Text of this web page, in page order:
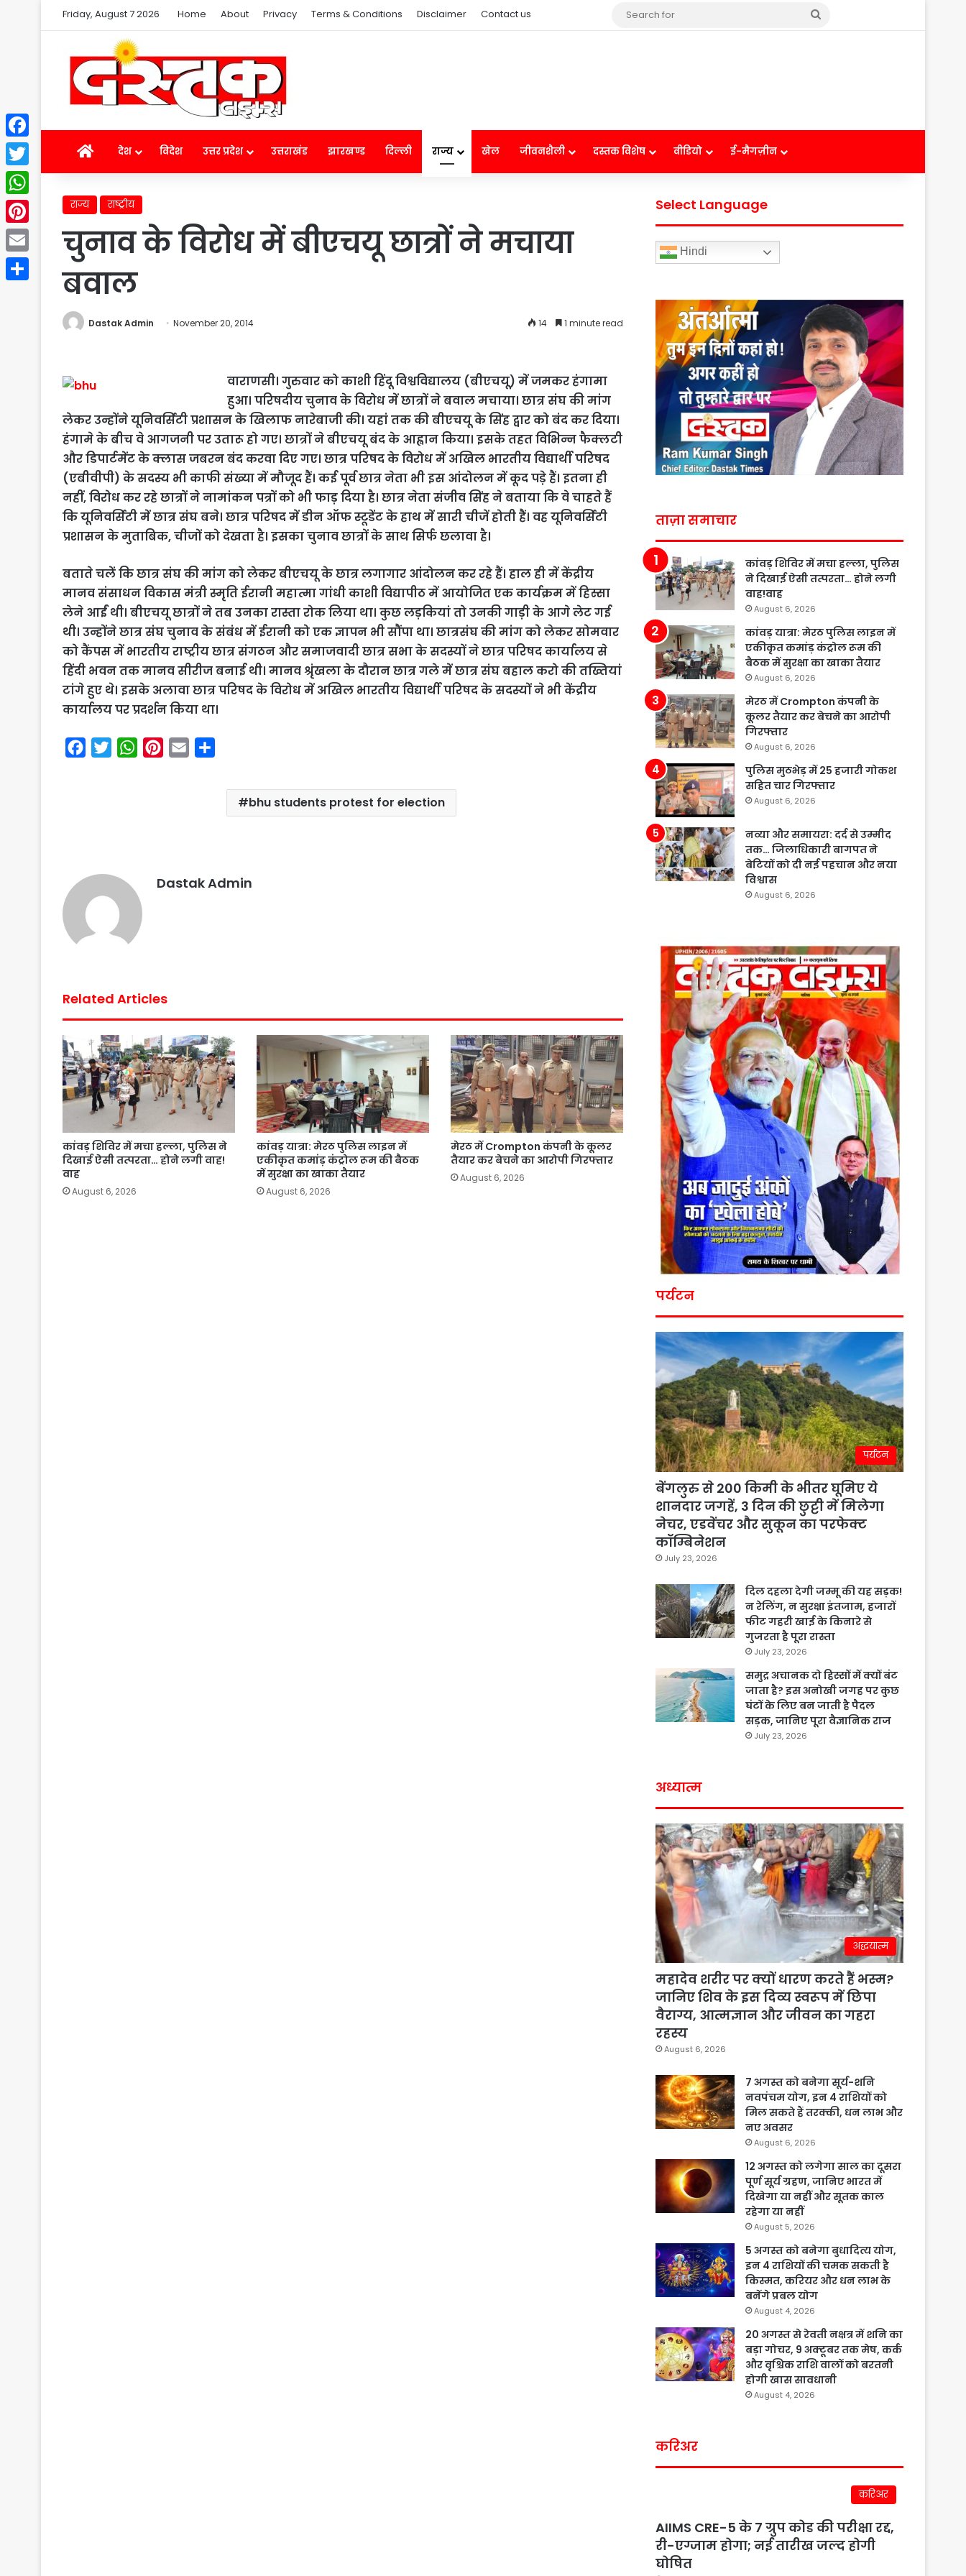
Friday, August 7 2026 Home About Privacy Terms & Conditions Disclaimer Contact us
Homeदेश विदेश उत्तर प्रदेश उत्तराखंड झारखण्ड दिल्ली राज्य खेल जीवनशैली दस्तक विशेष वीडियो ई-मैगज़ीन
राज्य राष्ट्रीय
चुनाव के विरोध में बीएचयू छात्रों ने मचाया
बवाल
Dastak Admin November 20, 2014 14 1 minute read
वाराणसी। गुरुवार को काशी हिंदू विश्वविद्यालय (बीएचयू) में जमकर हंगामा
हुआ। परिषदीय चुनाव के विरोध में छात्रों ने बवाल मचाया। छात्र संघ की मांग
लेकर उन्होंने यूनिवर्सिटी प्रशासन के खिलाफ नारेबाजी की। यहां तक की बीएचयू के सिंह द्वार को बंद कर दिया।
हंगामे के बीच वे आगजनी पर उतारू हो गए। छात्रों ने बीएचयू बंद के आह्वान किया। इसके तहत विभिन्न फैक्लटी
और डिपार्टमेंट के क्लास जबरन बंद करवा दिए गए। छात्र परिषद के विरोध में अखिल भारतीय विद्यार्थी परिषद
(एबीवीपी) के सदस्य भी काफी संख्या में मौजूद हैं। कई पूर्व छात्र नेता भी इस आंदोलन में कूद पड़े हैं। इतना ही
नहीं, विरोध कर रहे छात्रों ने नामांकन पत्रों को भी फाड़ दिया है। छात्र नेता संजीव सिंह ने बताया कि वे चाहते हैं
कि यूनिवर्सिटी में छात्र संघ बने। छात्र परिषद में डीन ऑफ स्टूडेंट के हाथ में सारी चीजें होती हैं। वह यूनिवर्सिटी
प्रशासन के मुताबिक, चीजों को देखता है। इसका चुनाव छात्रों के साथ सिर्फ छलावा है।
बताते चलें कि छात्र संघ की मांग को लेकर बीएचयू के छात्र लगागार आंदोलन कर रहे हैं। हाल ही में केंद्रीय
मानव संसाधन विकास मंत्री स्मृति ईरानी महात्मा गांधी काशी विद्यापीठ में आयोजित एक कार्यक्रम में हिस्सा
लेने आईं थी। बीएचयू छात्रों ने तब उनका रास्ता रोक लिया था। कुछ लड़कियां तो उनकी गाड़ी के आगे लेट गई
थी। उन्होंने छात्र संघ चुनाव के संबंध में ईरानी को एक ज्ञापन भी सौंपा था। छात्रसंघ की मांग को लेकर सोमवार
को कैंपस में भारतीय राष्ट्रीय छात्र संगठन और समाजवादी छात्र सभा के सदस्यों ने छात्र परिषद कार्यालय से
हिंदी भवन तक मानव सीरीज बनाई थी। मानव श्रृंखला के दौरान छात्र गले में छात्र संघ बहाल करो की तख्तियां
टांगे हुए थे। इसके अलावा छात्र परिषद के विरोध में अखिल भारतीय विद्यार्थी परिषद के सदस्यों ने भी केंद्रीय
कार्यालय पर प्रदर्शन किया था।
W
s
bhu students protest for election
Dastak Admin
Related Articles
कांवड़ शिविर में मचा हल्ला, पुलिस ने
दिखाई ऐसी तत्परता… होने लगी वाह!
वाह
August 6, 2026
कांवड़ यात्रा: मेरठ पुलिस लाइन में
एकीकृत कमांड़ कंट्रोल रूम की बैठक
में सुरक्षा का खाका तैयार
August 6, 2026
मेरठ में Crompton कंपनी के कूलर
तैयार कर बेचने का आरोपी गिरफ्तार
August 6, 2026
Select Language
Hindi
ताज़ा समाचार
कांवड़ शिविर में मचा हल्ला, पुलिस
ने दिखाई ऐसी तत्परता… होने लगी
वाह!वाह
August 6, 2026
कांवड़ यात्रा: मेरठ पुलिस लाइन में
एकीकृत कमांड़ कंट्रोल रूम की
बैठक में सुरक्षा का खाका तैयार
August 6, 2026
मेरठ में Crompton कंपनी के
कूलर तैयार कर बेचने का आरोपी
गिरफ्तार
August 6, 2026
पुलिस मुठभेड़ में 25 हजारी गोकश
सहित चार गिरफ्तार
August 6, 2026
नव्या और समायरा: दर्द से उम्मीद
तक… जिलाधिकारी बागपत ने
बेटियों को दी नई पहचान और नया
विश्वास
August 6, 2026
पर्यटन
पर्यटन
बेंगलुरु से 200 किमी के भीतर घूमिए ये
शानदार जगहें, 3 दिन की छुट्टी में मिलेगा
नेचर, एडवेंचर और सुकून का परफेक्ट
कॉम्बिनेशन
July 23, 2026
दिल दहला देगी जम्मू की यह सड़क!
न रेलिंग, न सुरक्षा इंतजाम, हजारों
फीट गहरी खाई के किनारे से
गुजरता है पूरा रास्ता
July 23, 2026
समुद्र अचानक दो हिस्सों में क्यों बंट
जाता है? इस अनोखी जगह पर कुछ
घंटों के लिए बन जाती है पैदल
सड़क, जानिए पूरा वैज्ञानिक राज
July 23, 2026
अध्यात्म
अद्धयात्म
महादेव शरीर पर क्यों धारण करते हैं भस्म?
जानिए शिव के इस दिव्य स्वरूप में छिपा
वैराग्य, आत्मज्ञान और जीवन का गहरा
रहस्य
August 6, 2026
7 अगस्त को बनेगा सूर्य-शनि
नवपंचम योग, इन 4 राशियों को
मिल सकते हैं तरक्की, धन लाभ और
नए अवसर
August 6, 2026
12 अगस्त को लगेगा साल का दूसरा
पूर्ण सूर्य ग्रहण, जानिए भारत में
दिखेगा या नहीं और सूतक काल
रहेगा या नहीं
August 5, 2026
5 अगस्त को बनेगा बुधादित्य योग,
इन 4 राशियों की चमक सकती है
किस्मत, करियर और धन लाभ के
बनेंगे प्रबल योग
August 4, 2026
20 अगस्त से रेवती नक्षत्र में शनि का
बड़ा गोचर, 9 अक्टूबर तक मेष, कर्क
और वृश्चिक राशि वालों को बरतनी
होगी खास सावधानी
August 4, 2026
करिअर
करिअर
AIIMS CRE-5 के 7 ग्रुप कोड की परीक्षा रद्द,
री-एग्जाम होगा; नई तारीख जल्द होगी
घोषित
Facebook
Twitter
WhatsApp
Pinterest
Email